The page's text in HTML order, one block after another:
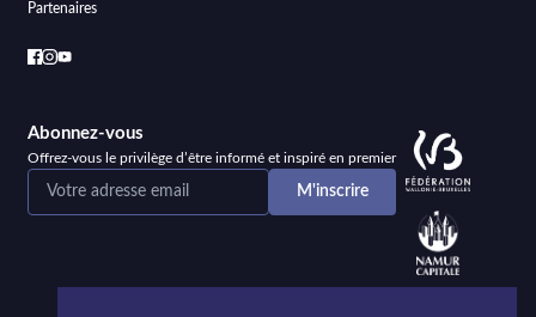
Partenaires
Abonnez-vous
Offrez-vous le privilège d’être informé et inspiré en premier